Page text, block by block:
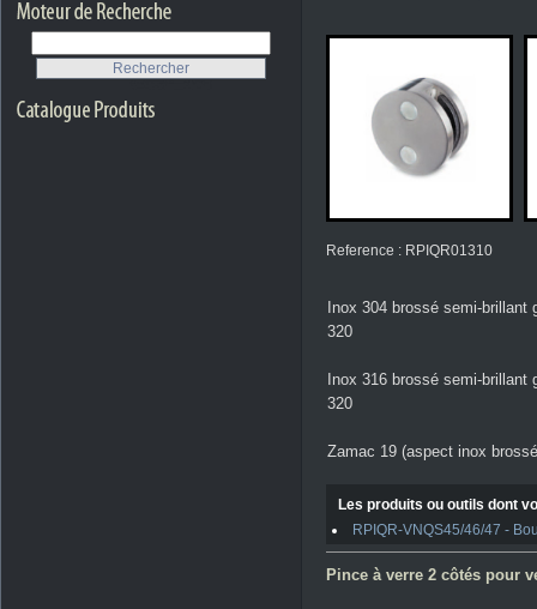
Reference : RPIQR01310
Inox 304 brossé semi-brillant
320
Inox 316 brossé semi-brillant
320
Zamac 19 (aspect inox
Les produits ou outils dont
RPIQR-VNQS45/46/47 -
Pince à verre 2 côtés pour